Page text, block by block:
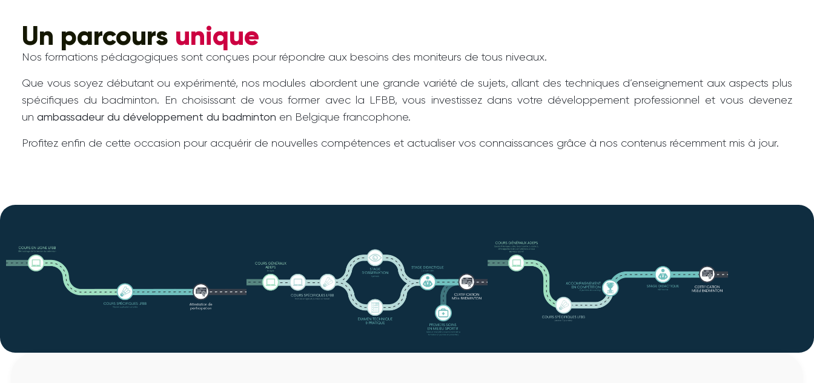
Un parcours unique
Nos formations pédagogiques sont conçues pour répondre aux besoins des moniteurs de tous niveaux.
Que vous soyez débutant ou expérimenté, nos modules abordent une grande variété de sujets, allant des techniques d’enseignement aux aspects plus
spécifiques du badminton. En choisissant de vous former avec la LFBB, vous investissez dans votre développement professionnel et vous devenez
un ambassadeur du développement du badminton en Belgique francophone.
Profitez enfin de cette occasion pour acquérir de nouvelles compétences et actualiser vos connaissances grâce à nos contenus récemment mis à jour.